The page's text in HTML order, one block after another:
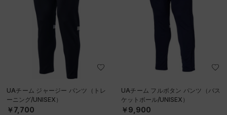
UAチーム ジャージー パンツ（トレ
ーニング/UNISEX）
￥7,700
UAチーム フルボタン パンツ（バス
ケットボール/UNISEX）
￥9,900